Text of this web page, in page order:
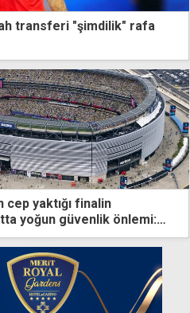
transferi "şimdilik" rafa
cep yaktığı finalin
yoğun güvenlik önlemi: